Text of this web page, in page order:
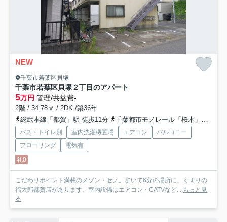
NEW
千葉市若葉区貝塚
千葉市若葉区貝塚２丁目のアパート
5万円 管理/共益費-
2階 / 34.78㎡ / 2DK /築36年
総武本線「都賀」駅 徒歩11分
千葉都市モノレール「桜木」駅 徒歩14分
バス・トイレ別 室内洗濯機置場 エアコン
バルコニー
フローリング
電気有
礼0
こだわりポイント満載のメゾン・セノ。歩いて6分の場所に、くすりの
福太郎都賀店があります。室内設備はエアコン・CATVなど...
もっと見
る